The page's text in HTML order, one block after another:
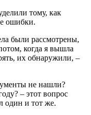
тому, как
ошибки.
были рассмотрены,
когда я вышла
их обнаружили, –
не нашли?
– этот вопрос
один и тот же.